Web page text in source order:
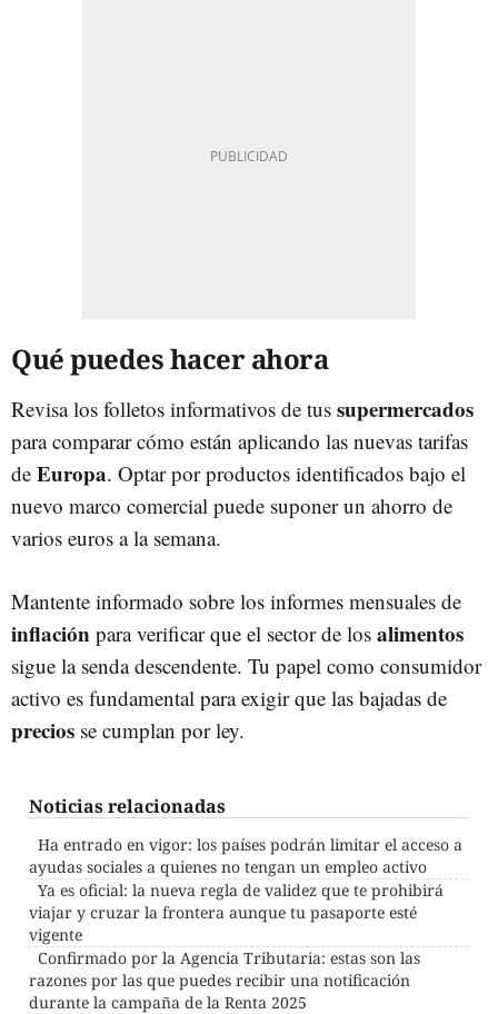
Qué puedes hacer ahora
Revisa los folletos informativos de tus supermercados
para comparar cómo están aplicando las nuevas tarifas
de Europa. Optar por productos identificados bajo el
nuevo marco comercial puede suponer un ahorro de
varios euros a la semana.
Mantente informado sobre los informes mensuales de
inflación para verificar que el sector de los alimentos
sigue la senda descendente. Tu papel como consumidor
activo es fundamental para exigir que las bajadas de
precios se cumplan por ley.
Noticias relacionadas
Ha entrado en vigor: los países podrán limitar el acceso a
ayudas sociales a quienes no tengan un empleo activo
Ya es oficial: la nueva regla de validez que te prohibirá
viajar y cruzar la frontera aunque tu pasaporte esté
vigente
Confirmado por la Agencia Tributaria: estas son las
razones por las que puedes recibir una notificación
durante la campaña de la Renta 2025